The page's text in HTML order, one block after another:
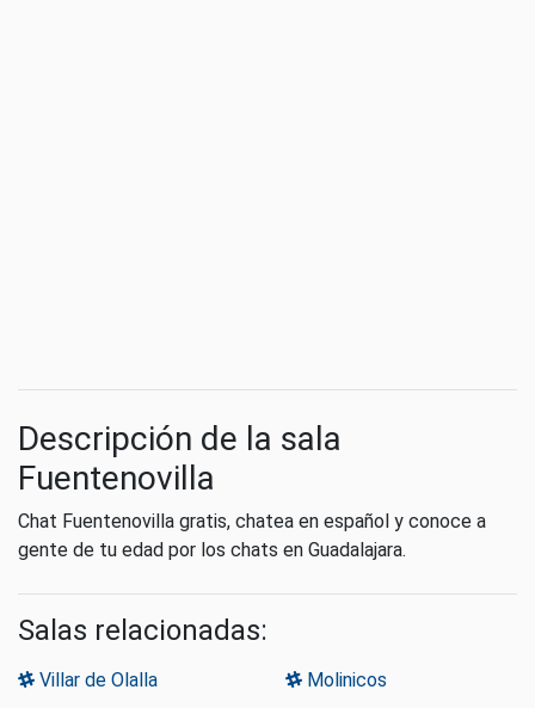
Descripción de la sala
Fuentenovilla
Chat Fuentenovilla gratis, chatea en español y conoce a
gente de tu edad por los chats en Guadalajara.
Salas relacionadas:
Villar de Olalla Molinicos